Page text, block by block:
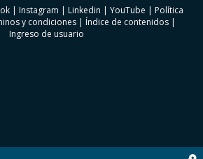
| Instagram | Linkedin | YouTube | Política
y condiciones| Índice de contenidos|
Ingreso de usuario